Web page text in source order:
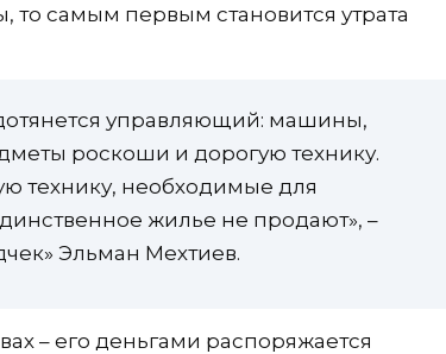
то самым первым становится утрата
управляющий: машины,
роскоши и дорогую технику.
технику, необходимые для
жилье не продают», –
Эльман Мехтиев.
– его деньгами распоряжается